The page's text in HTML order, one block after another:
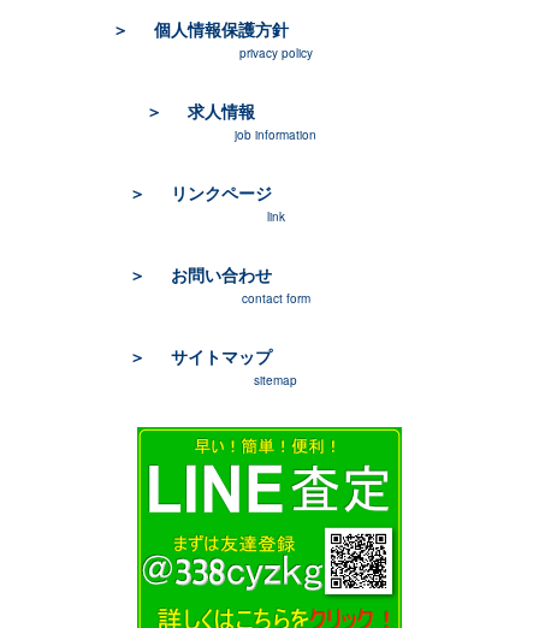
個人情報保護方針
privacy policy
求人情報
job information
リンクページ
link
お問い合わせ
contact form
サイトマップ
sitemap